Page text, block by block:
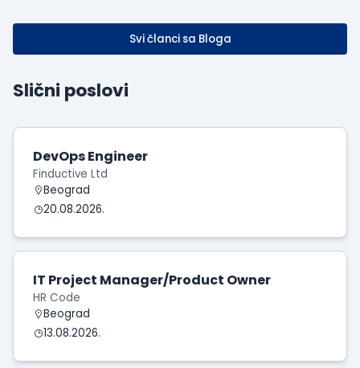
Svi članci sa Bloga
Slični poslovi
DevOps Engineer
Finductive Ltd
Beograd
20.08.2026.
IT Project Manager/Product Owner
HR Code
Beograd
13.08.2026.